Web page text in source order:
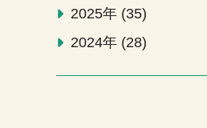
2025年 35
2024年 28